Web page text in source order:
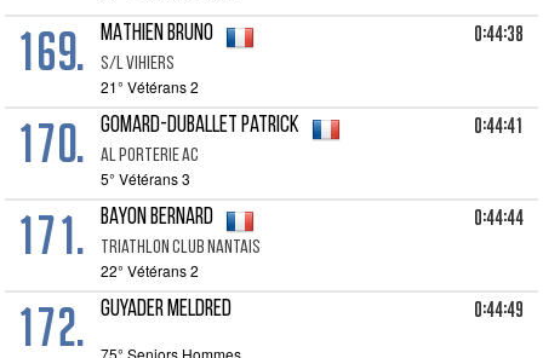
169. MATHIEN Bruno
S/l Vihiers
0:44:38
21° Vétérans 2
170. GOMARD-DUBALLET Patrick
Al Porterie Ac
0:44:41
5° Vétérans 3
171. BAYON Bernard
Triathlon Club Nantais
0:44:44
22° Vétérans 2
172. GUYADER Meldred 0:44:49
75° Seniors Hommes